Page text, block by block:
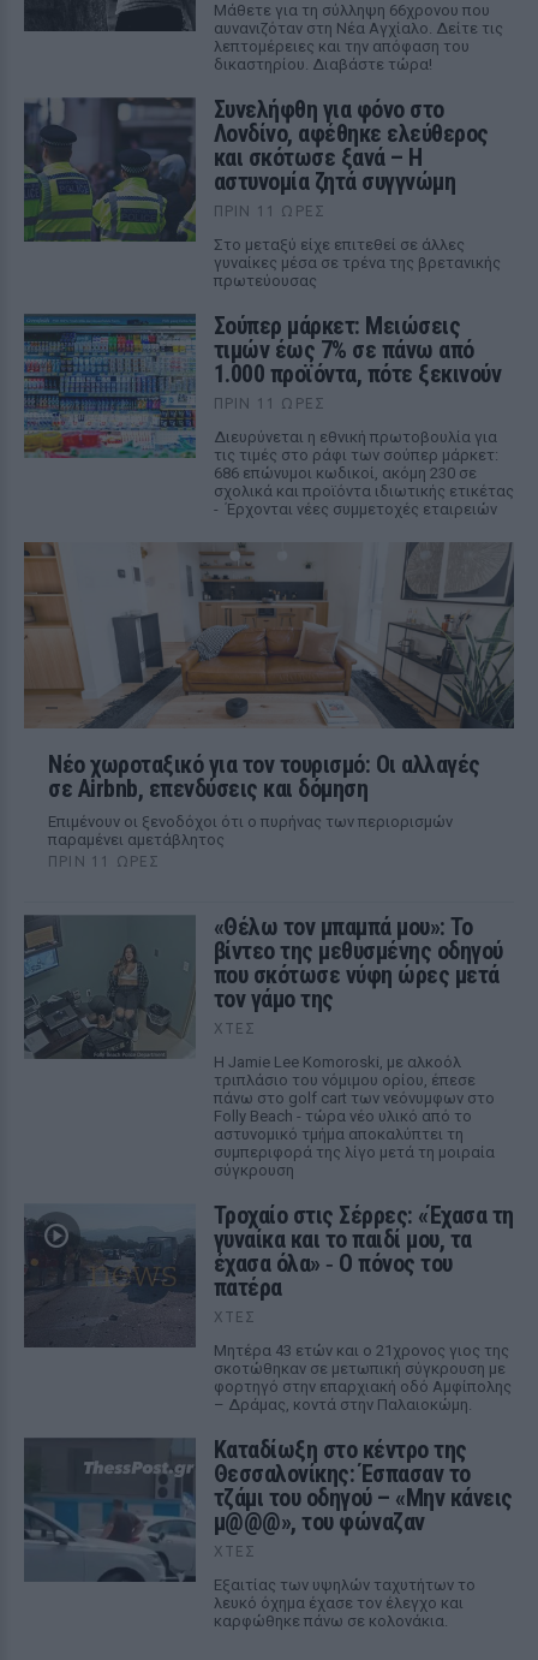
Μάθετε για τη σύλληψη 66χρονου που
αυνανιζόταν στη Νέα Αγχίαλο. Δείτε τις
λεπτομέρειες και την απόφαση του
δικαστηρίου. Διαβάστε τώρα!
Συνελήφθη για φόνο στο
Λονδίνο, αφέθηκε ελεύθερος
και σκότωσε ξανά – Η
αστυνομία ζητά συγγνώμη
ΠΡΙΝ 11 ΏΡΕΣ
Στο μεταξύ είχε επιτεθεί σε άλλες
γυναίκες μέσα σε τρένα της βρετανικής
πρωτεύουσας
Σούπερ μάρκετ: Μειώσεις
τιμών έως 7% σε πάνω από
1.000 προϊόντα, πότε ξεκινούν
ΠΡΙΝ 11 ΏΡΕΣ
Διευρύνεται η εθνική πρωτοβουλία για
τις τιμές στο ράφι των σούπερ μάρκετ:
686 επώνυμοι κωδικοί, ακόμη 230 σε
σχολικά και προϊόντα ιδιωτικής ετικέτας
- Έρχονται νέες συμμετοχές εταιρειών
Νέο χωροταξικό για τον τουρισμό: Οι αλλαγές
σε Airbnb, επενδύσεις και δόμηση
Επιμένουν οι ξενοδόχοι ότι ο πυρήνας των περιορισμών
παραμένει αμετάβλητος
ΠΡΙΝ 11 ΏΡΕΣ
«Θέλω τον μπαμπά μου»: Το
βίντεο της μεθυσμένης οδηγού
που σκότωσε νύφη ώρες μετά
τον γάμο της
ΧΤΕΣ
Η Jamie Lee Komoroski, με αλκοόλ
τριπλάσιο του νόμιμου ορίου, έπεσε
πάνω στο golf cart των νεόνυμφων στο
Folly Beach - τώρα νέο υλικό από το
αστυνομικό τμήμα αποκαλύπτει τη
συμπεριφορά της λίγο μετά τη μοιραία
σύγκρουση
Τροχαίο στις Σέρρες: «Έχασα τη
γυναίκα και το παιδί μου, τα
έχασα όλα» ‑ Ο πόνος του
πατέρα
ΧΤΕΣ
Μητέρα 43 ετών και ο 21χρονος γιος της
σκοτώθηκαν σε μετωπική σύγκρουση με
φορτηγό στην επαρχιακή οδό Αμφίπολης
– Δράμας, κοντά στην Παλαιοκώμη.
Καταδίωξη στο κέντρο της
Θεσσαλονίκης: Έσπασαν το
τζάμι του οδηγού – «Μην κάνεις
μ@@@», του φώναζαν
ΧΤΕΣ
Εξαιτίας των υψηλών ταχυτήτων το
λευκό όχημα έχασε τον έλεγχο και
καρφώθηκε πάνω σε κολονάκια.